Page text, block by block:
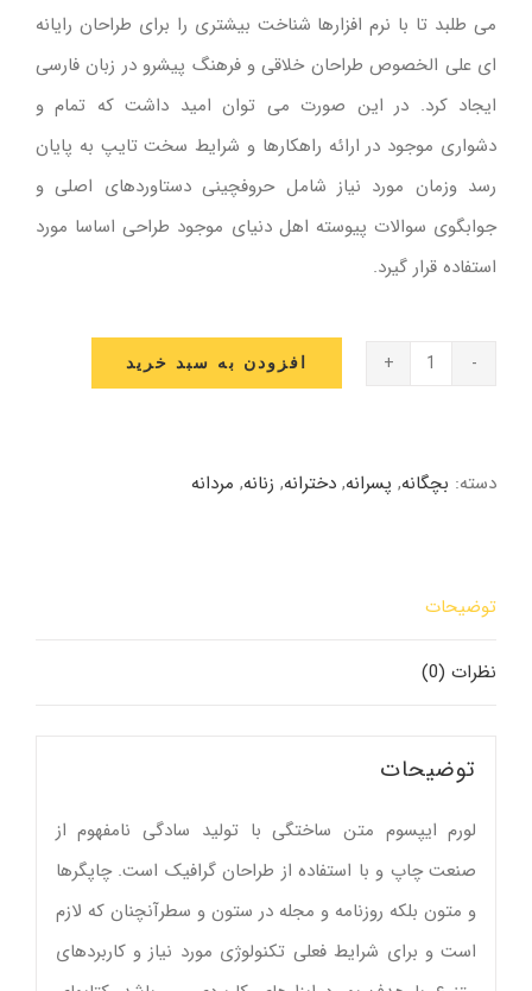
می طلبد تا با نرم افزارها شناخت بیشتری را برای طراحان رایانه
ای علی الخصوص طراحان خلاقی و فرهنگ پیشرو در زبان فارسی
ایجاد کرد. در این صورت می توان امید داشت که تمام و
دشواری موجود در ارائه راهکارها و شرایط سخت تایپ به پایان
رسد وزمان مورد نیاز شامل حروفچینی دستاوردهای اصلی و
جوابگوی سوالات پیوسته اهل دنیای موجود طراحی اساسا مورد
استفاده قرار گیرد.
افزودن به سبد خرید
دسته: بچگانه, پسرانه, دخترانه, زنانه, مردانه
توضیحات
نظرات (0)
توضیحات
لورم ایپسوم متن ساختگی با تولید سادگی نامفهوم از
صنعت چاپ و با استفاده از طراحان گرافیک است. چاپگرها
و متون بلکه روزنامه و مجله در ستون و سطرآنچنان که لازم
است و برای شرایط فعلی تکنولوژی مورد نیاز و کاربردهای